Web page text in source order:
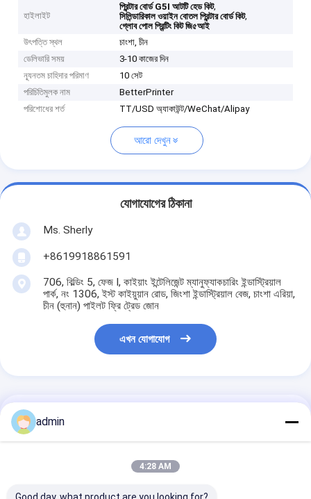
হাইলাইট
প্রিন্টার বোর্ড G5I আটটি হেড কিট,
সিলিন্ডারিকাল ওয়াইন বোতল প্রিন্টার বোর্ড কিট,
গ্লোব পোল প্রিন্টিং কিট জি৫আই
উৎপত্তি স্থল
চাংশা, চীন
ডেলিভারি সময়
3-10 কাজের দিন
ন্যূনতম চাহিদার পরিমাণ
10 সেট
পরিচিতিমুলক নাম
BetterPrinter
পরিশোধের শর্ত
TT/USD অ্যাকাউন্ট/WeChat/Alipay
আরো দেখুন
যোগাযোগের ঠিকানা
Ms. Sherly
+8619918861591
706, বিল্ডিং 5, ফেজ I, কাইয়াং ইন্টেলিজেন্ট ম্যানুফ্যাকচারিং ইন্ডাস্ট্রিয়াল
পার্ক, নং 1306, ইস্ট কাইয়ুয়ান রোড, জিংশা ইন্ডাস্ট্রিয়াল বেজ, চাংশা এরিয়া,
চীন (হুনান) পাইলট ফ্রি ট্রেড জোন
এখন যোগাযোগ
admin
4:28 AM